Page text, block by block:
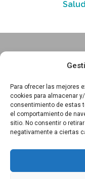
Para ofrecer las mejores
cookies para almacenar
consentimiento de estas
el comportamiento de
sitio. No consentir o
negativamente a ciertas
Essentia ·
C/
618